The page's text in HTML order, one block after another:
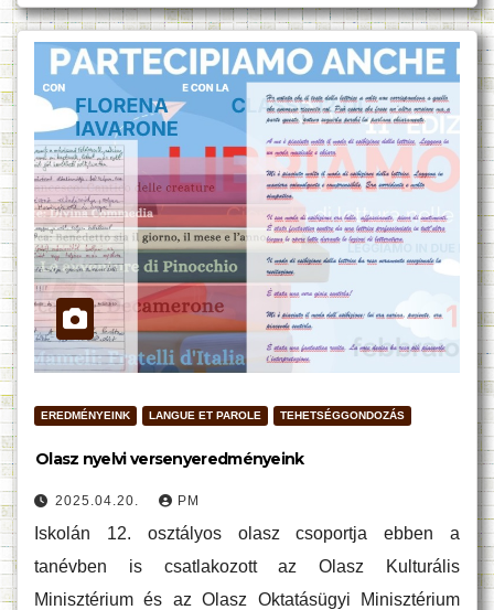
EREDMÉNYEINK LANGUE ET PAROLE TEHETSÉGGONDOZÁS
Olasz nyelvi versenyeredményeink
2025.04.20. PM
Iskolán 12. osztályos olasz csoportja ebben a
tanévben is csatlakozott az Olasz Kulturális
Minisztérium és az Olasz Oktatásügyi Minisztérium